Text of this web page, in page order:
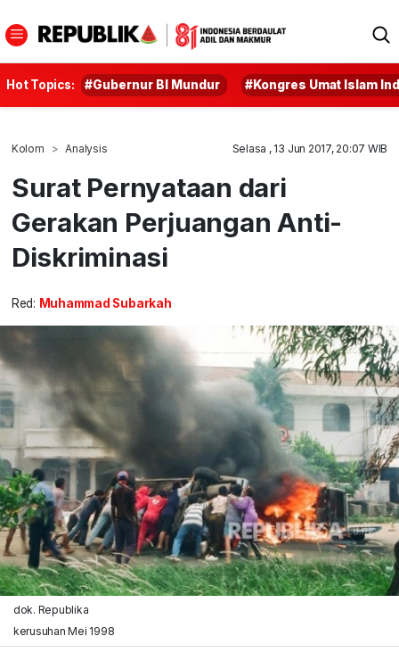
Hot Topics: #Gubernur BI Mundur #Kongres Umat Islam
Kolom Analysis Selasa , 13 Jun 2017, 20:07 WIB
Surat Pernyataan dari
Gerakan Perjuangan Anti-
Diskriminasi
Red: Muhammad Subarkah
dok. Republika
kerusuhan Mei 1998